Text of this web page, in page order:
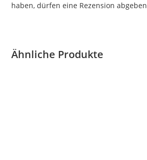
haben, dürfen eine Rezension
Ähnliche Produkte